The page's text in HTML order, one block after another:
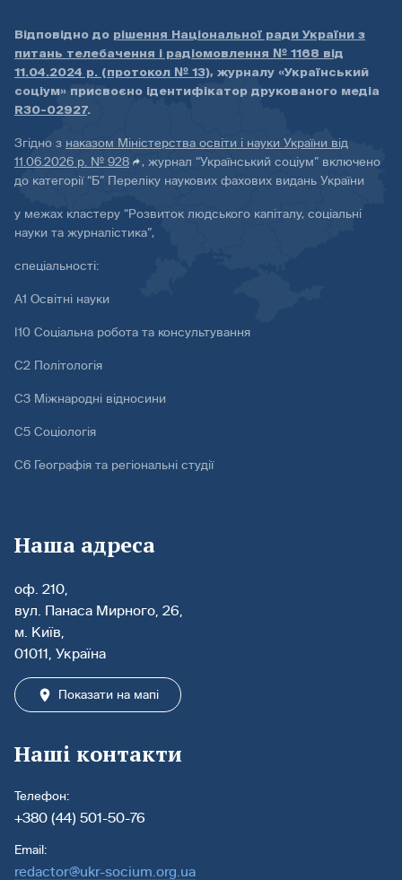
Відповідно до рішення Національної ради України з
питань телебачення і радіомовлення № 1168 від
11.04.2024 р. (протокол № 13), журналу «Український
соціум» присвоєно ідентифікатор друкованого медіа
R30-02927.
Згідно з наказом Міністерства освіти і науки України від
11.06.2026 р. № 928
, журнал “Український соціум” включено
до категорії “Б” Переліку наукових фахових видань України
у межах кластеру “Розвиток людського капіталу, соціальні
науки та журналістика”,
спеціальності:
А1 Освітні науки
І10 Соціальна робота та консультування
С2 Політологія
С3 Міжнародні відносини
С5 Соціологія
С6 Географія та регіональні студії
Наша адреса
оф. 210,
вул. Панаса Мирного, 26,
м. Київ,
01011, Україна
Показати на мапі
Наші контакти
Телефон:
+380 (44) 501-50-76
Email:
redactor@ukr-socium.org.ua